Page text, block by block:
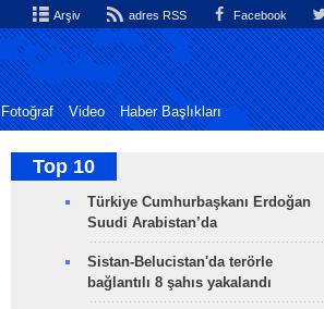
Arşiv adres RSS Facebook
Fotoğraf Video Haber Başlıkları
Top 10
Türkiye Cumhurbaşkanı Erdoğan
Suudi Arabistan’da
Sistan-Belucistan'da terörle
bağlantılı 8 şahıs yakalandı